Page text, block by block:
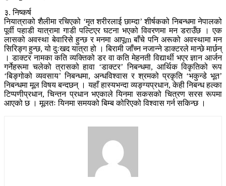
३. निष्कर्ष
नियात्राको शैलीमा रचिएको ‘मृत शरीरलाई छाम्दा’ शीर्षकको निबन्धमा नेपालको
पूर्वी पहाडी यात्रामा गाडी पल्टिएर घटना भएको विवरणमा मन डराउँछ । एक
लासको अवस्था बेवारिसे हुन्छ र मनमा आपूm बाँचे पनि अरूको अवस्थामा मन
सिरिङ्ग हुन्छ, यो दुःखद यात्रा हो । बिरामी जाँच्न नजान्ने डाक्टरले मान्छे मार्छन्
। डाक्टर नामका कति व्यक्तिको डर वा कति मेहनती विद्यार्थी भएर ज्ञान आर्जन
गर्नेहरूमा चलेको त्रासको हावा ‘डाक्टर’ निबन्धमा, आर्थिक विकृतिको रूप
‘बिङ्गोको व्यवसाय’ निबन्धमा, अन्धविश्वास र श्रमको प्रकृति ‘भकुन्डे भूत’
निबन्धमा मूल विषय बन्दछन् । यहाँ हास्यभन्दा व्यङ्ग्यप्रधान, केही निबन्ध हल्का
टिप्पणीप्रधान, चिन्तन प्रधान भएकाले यिनमा सकसको चित्रण सरस रूपमा
आएको छ । मूलतः यिनमा समयको बिम्ब कोरिएको विश्वास गर्न सकिन्छ ।